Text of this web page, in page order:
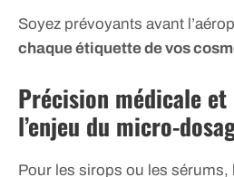
Soyez prévoyants avant
chaque étiquette de vos
Précision médicale
l’enjeu du micro-
Pour les sirops ou les sérums,